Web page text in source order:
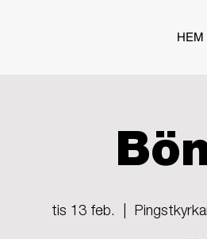
HEM
tis 13 feb.